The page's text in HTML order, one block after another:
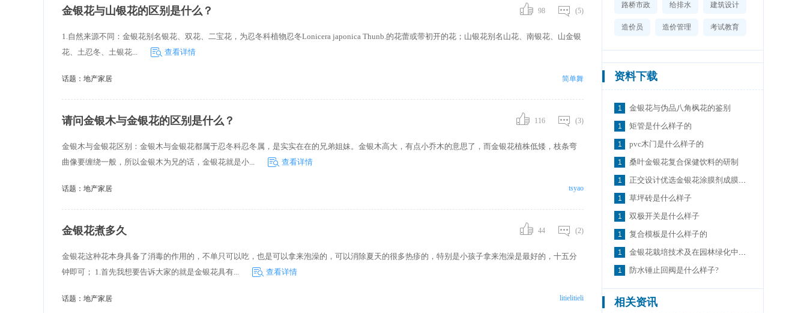
金银花与山银花的区别是什么？ (5)
98
1.自然来源不同：金银花别名银花、双花、二宝花，为忍冬科植物忍冬Lonicera japonica Thunb.的花蕾或带初开的花；山银花别名山花、南银花、山金银
花、土忍冬、土银花...
查看详情
话题： 地产家居 简单舞
请问金银木与金银花的区别是什么？ (3)
116
金银木与金银花区别：金银木与金银花都属于忍冬科忍冬属，是实实在在的兄弟姐妹。金银木高大，有点小乔木的意思了，而金银花植株低矮，枝条弯
曲像要缠绕一般，所以金银木为兄的话，金银花就是小...
查看详情
话题： 地产家居 tsyao
金银花煮多久 (2)
44
金银花这种花本身具备了消毒的作用的，不单只可以吃，也是可以拿来泡澡的，可以消除夏天的很多热疹的，特别是小孩子拿来泡澡是最好的，十五分
钟即可； 1.首先我想要告诉大家的就是金银花具有...
查看详情
话题： 地产家居 litielitieli
路桥市政 给排水 建筑设计
造价员 造价管理 考试教育
资料下载
金银花与伪品八角枫花的鉴别
矩管是什么样子的
pvc木门是什么样子的
桑叶金银花复合保健饮料的研制
正交设计优选金银花涂膜剂成膜材料的制备工艺
草坪砖是什么样子
双极开关是什么样子
复合模板是什么样子的
金银花栽培技术及在园林绿化中的应用
防水锤止回阀是什么样子?
相关资讯